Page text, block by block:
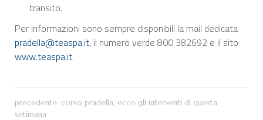
transito.
Per informazioni sono sempre disponibili la mail dedicata
pradella@teaspa.it, il numero verde 800 382692 e il sito
www.teaspa.it.
precedente: corso pradella, ecco gli interventi di questa
setimana